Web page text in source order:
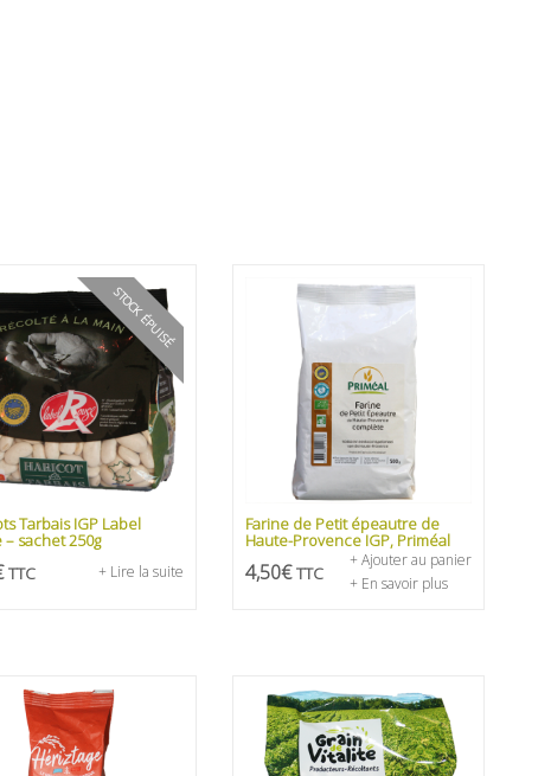
STOCK ÉPUISÉ
Tarbais IGP Label
– sachet 250g
TTC + Lire la suite
Farine de Petit épeautre de
Haute-Provence IGP, Priméal
4,50€ TTC
+ Ajouter au panier
+ En savoir plus